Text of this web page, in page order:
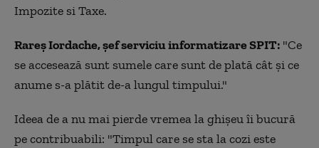
Impozite si Taxe.
Rareş Iordache, şef serviciu informatizare SPIT: "Ce
se accesează sunt sumele care sunt de plată cât şi ce
anume s-a plătit de-a lungul timpului."
Ideea de a nu mai pierde vremea la ghişeu îi bucură
pe contribuabili: "Timpul care se sta la cozi este